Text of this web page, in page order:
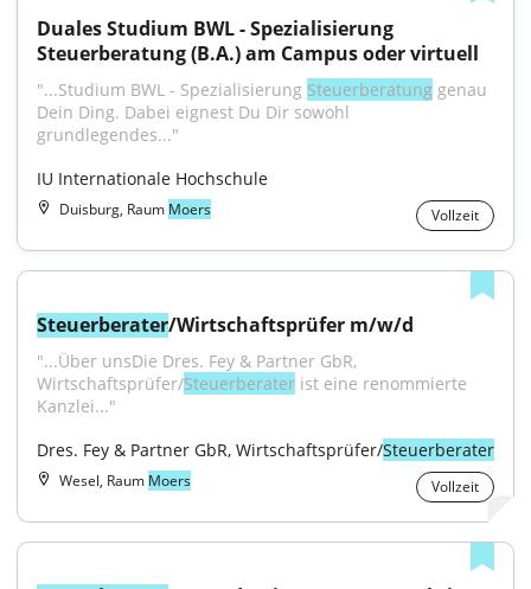
Duales Studium BWL - Spezialisierung
Steuerberatung (B.A.) am Campus oder virtuell
"...Studium BWL - Spezialisierung Steuerberatung genau
Dein Ding. Dabei eignest Du Dir sowohl
grundlegendes..."
IU Internationale Hochschule
Duisburg, Raum Moers Vollzeit
Steuerberater/Wirtschaftsprüfer m/w/d
"...Über unsDie Dres. Fey & Partner GbR,
Wirtschaftsprüfer/Steuerberater ist eine renommierte
Kanzlei..."
Dres. Fey & Partner GbR, Wirtschaftsprüfer/Steuerberater
Wesel, Raum Moers Vollzeit